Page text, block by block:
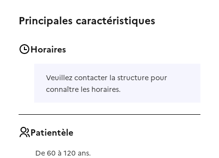
Principales caractéristiques
Horaires
Veuillez contacter la structure pour
connaître les horaires.
Patientèle
De 60 à 120 ans.